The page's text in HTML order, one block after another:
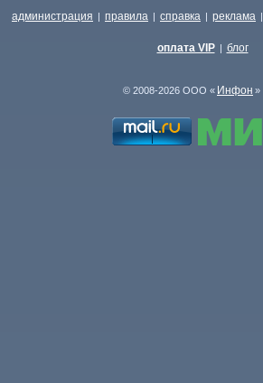
администрация | правила | справка | реклама |
оплата VIP | блог
© 2008-2026 ООО « Инфон »